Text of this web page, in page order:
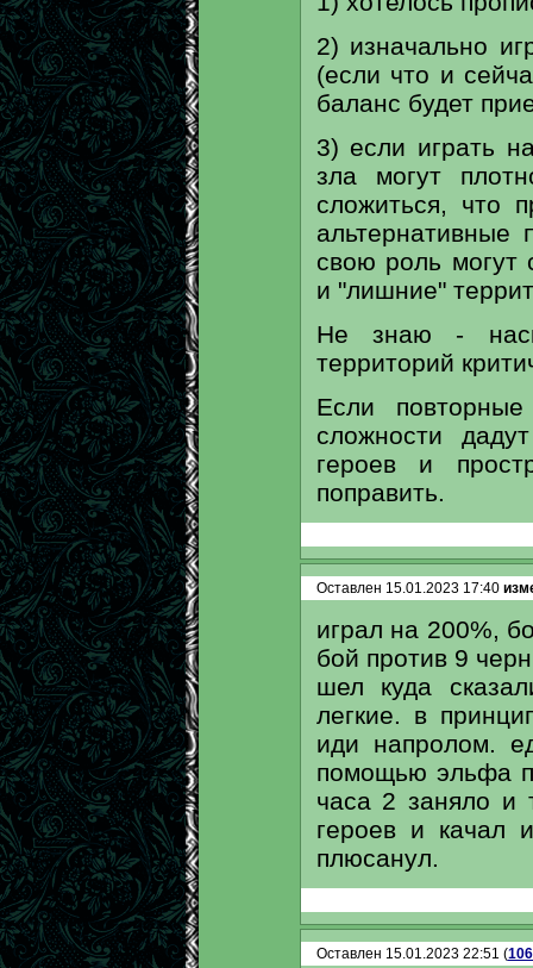
2) изначально
(если что и
баланс будет
3) если играть
зла могут
сложиться, что
свою роль могут
и "лишние"
Не знаю -
территорий
Если
сложности
героев и
поправить.
Оставлен 15.01.2023 17:40
играл на 200%,
бой против 9
шел куда
легкие. в
иди напролом.
помощью эльфа
часа 2 заняло и
героев и качал
плюсанул.
Оставлен 15.01.2023 22:51 (